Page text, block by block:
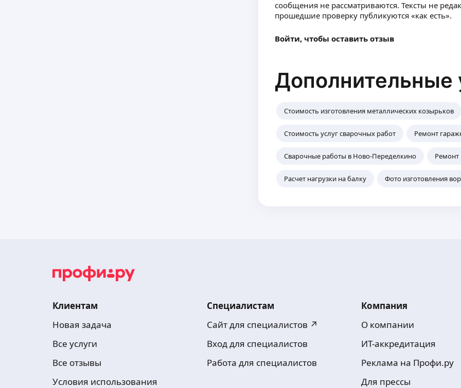
сообщения не рассматриваются. Тексты не
прошедшие проверку публикуются «как есть».
Войти, чтобы оставить отзыв
Дополнительные
Стоимость изготовления металлических козырьков
Стоимость услуг сварочных работ Ремонт
Сварочные работы в Ново-Переделкино Ремонт
Расчет нагрузки на балку Фото изготовления
Клиентам
Новая задача
Все услуги
Все отзывы
Условия использования
Специалистам
Сайт для специалистов ↗
Вход для специалистов
Работа для специалистов
Компания
О компании
ИТ-аккредитация
Реклама на Профи.ру
Для прессы